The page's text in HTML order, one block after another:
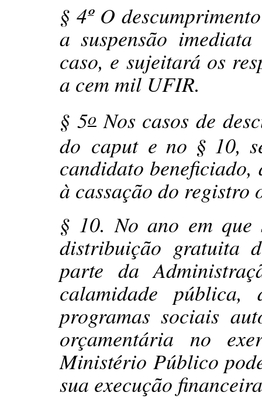
§ 4º O
a suspensão
caso, e sujeitará os
a cem mil UFIR.
§ 5oNos casos de
do caput e no § 10,
candidato
à cassação do
§ 10. No ano em
distribuição gratuita
parte da
calamidade
programas sociais
orçamentária no
Ministério Público
sua execução